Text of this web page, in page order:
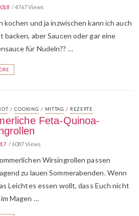
4767 Views
kochen und ja inzwischen kann ich auch
backen, aber Saucen oder gar eine
für Nudeln?? …
/ COOKING / MITTAG / REZEPTE
Feta-Quinoa-
6087 Views
Wirsingrollen passen
zu lauen Sommerabenden. Wenn
Leichtes essen wollt, dass Euch nicht
Magen …